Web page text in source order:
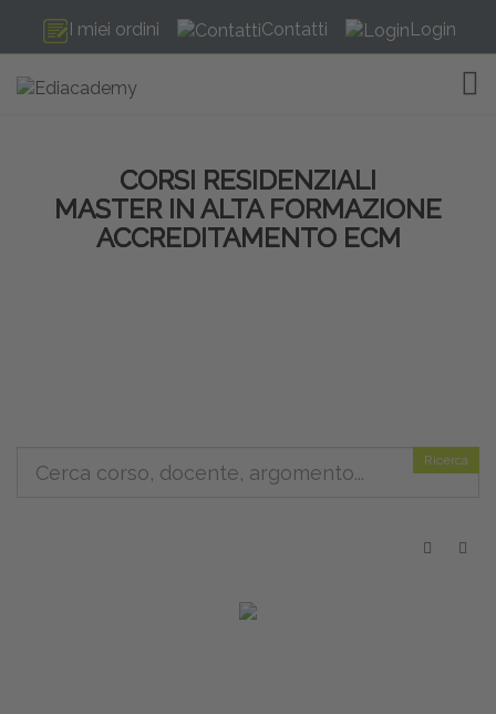
I miei ordini Contatti Login
CORSI RESIDENZIALI
MASTER IN ALTA FORMAZIONE
ACCREDITAMENTO ECM
Ricerca